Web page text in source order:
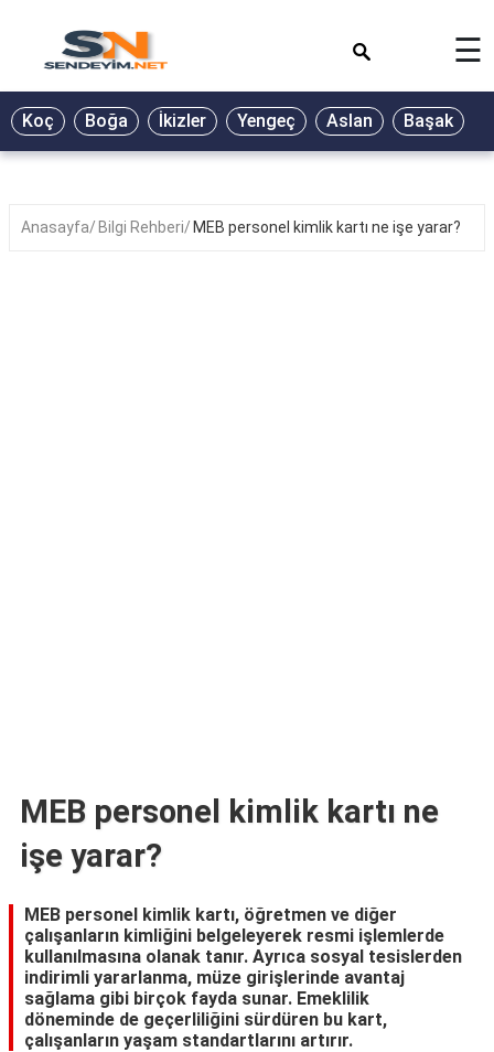
BİYOGRAFİ
GALERİ
☰
Koç Boğa İkizler Yengeç Aslan Başak
Anasayfa Bilgi Rehberi MEB personel kimlik kartı ne işe yarar?
MEB personel kimlik kartı ne
işe yarar?
MEB personel kimlik kartı, öğretmen ve diğer
çalışanların kimliğini belgeleyerek resmi işlemlerde
kullanılmasına olanak tanır. Ayrıca sosyal tesislerden
indirimli yararlanma, müze girişlerinde avantaj
sağlama gibi birçok fayda sunar. Emeklilik
döneminde de geçerliliğini sürdüren bu kart,
çalışanların yaşam standartlarını artırır.